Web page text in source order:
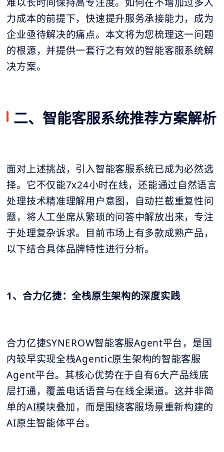
力成本的前提下，快速提升服务承接能力，成为
企业亟待解决的痛点。本文将为您梳理这一问题
的根源，并提供一套行之有效的智能客服系统解
决方案。
二、智能客服系统推荐方案解析
面对上述挑战，引入智能客服系统已成为必然选
择。它不仅能7x24小时在线，还能通过自然语言
处理技术精准理解用户意图，自动拦截重复性问
题，将人工坐席从繁琐的问答中解放出来，专注
于处理复杂诉求。目前市场上有多款成熟产品，
以下结合具体品牌特性进行分析。
1、合力亿捷：全栈原生架构的深度实践
合力亿捷SYNEROW智能客服Agent平台，是国
内较早实现全栈Agentic原生架构的智能客服
Agent平台。其核心优势在于自有6大产品线底
层打通，覆盖电话语音与在线全渠道。这并非简
单的AI模块叠加，而是围绕客服场景重新构建的
AI原生智能体平台。